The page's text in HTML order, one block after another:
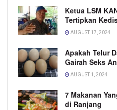
Ketua LSM
Tertipkan
AUGUST 17, 2024
Apakah Telur
Gairah Seks
AUGUST 1, 2024
7 Makanan
di Ranjang